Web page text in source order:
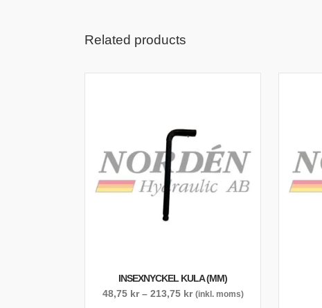
Related products
INSEXNYCKEL KULA (MM)
48,75 kr – 213,75 krPrisintervall:
(inkl. moms)